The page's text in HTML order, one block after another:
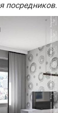
посредников.